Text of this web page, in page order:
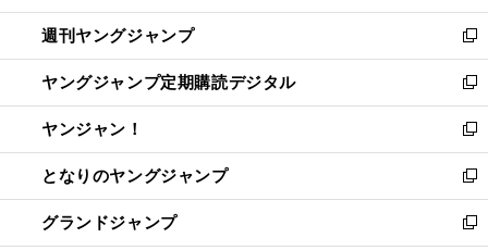
開
く
ウ
で
開
く
ン
ド
ウ
で
開
く
ウ
ィ
ン
ド
ウ
で
開
く
週刊ヤングジャンプ
新
し
い
ウ
ィ
ン
ド
ウ
で
開
ヤングジャンプ定期購読デジタル
新
し
い
ウ
ィ
ン
ド
ヤンジャン！
新
し
い
ウ
ィ
となりのヤングジャンプ
新
し
い
グランドジャンプ
新